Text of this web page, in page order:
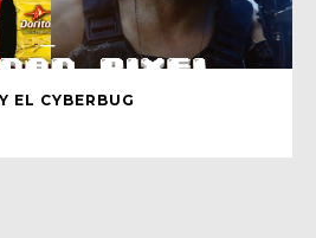
EL CYBERBUG